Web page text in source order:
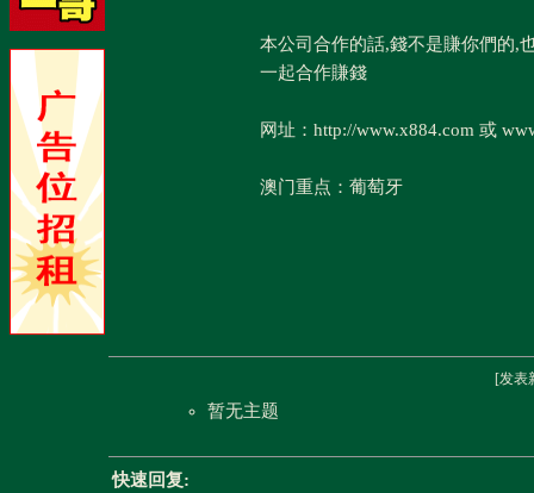
本公司合作的話,錢不是賺你們的,
一起合作賺錢
网址：http://www.x884.com 或
澳门重点：葡萄牙
[发表
暂无主题
快速回复: